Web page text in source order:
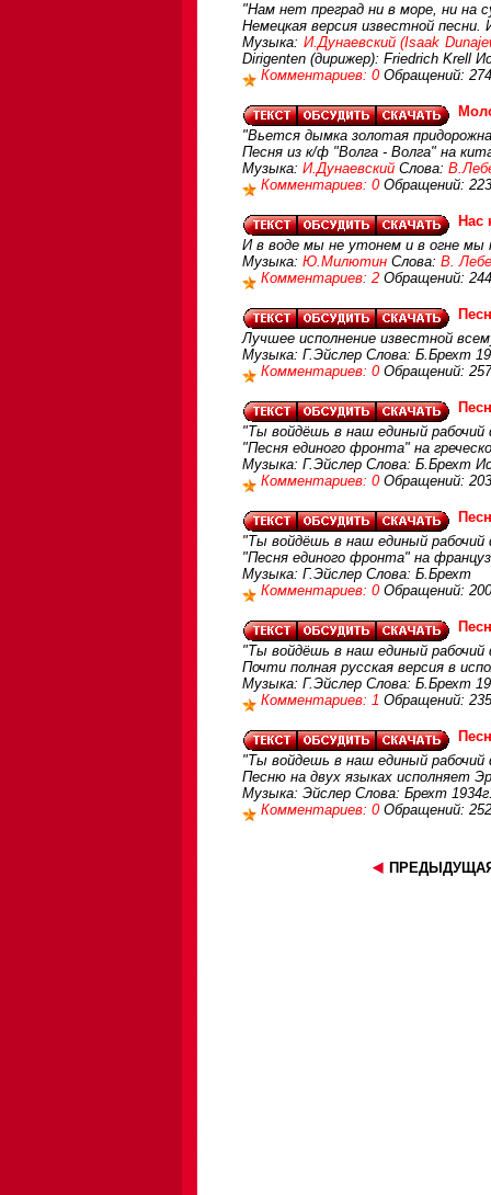
"Нам нет преград ни в море, ни на
Немецкая версия известной
Музыка: И.Дунаевский (Isaak
Dirigenten (дирижер): Friedrich Krell
Комментариев: 0 Обращений:
"Вьется дымка золотая
Песня из к/ф "Волга - Волга" на
Музыка: И.Дунаевский Слова:
Комментариев: 0 Обращений:
Нас
И в воде мы не утонем и в огне мы
Музыка: Ю.Милютин Слова: В.
Комментариев: 2 Обращений:
Лучшее исполнение известной
Музыка: Г.Эйслер Слова: Б.Брехт
Комментариев: 0 Обращений:
"Ты войдёшь в наш единый
"Песня единого фронта" на
Музыка: Г.Эйслер Слова: Б.Брехт
Комментариев: 0 Обращений:
"Ты войдёшь в наш единый
"Песня единого фронта" на
Музыка: Г.Эйслер Слова: Б.Брехт
Комментариев: 0 Обращений:
"Ты войдёшь в наш единый
Почти полная русская версия в
Музыка: Г.Эйслер Слова: Б.Брехт
Комментариев: 1 Обращений:
"Ты войдешь в наш единый
Песню на двух языках исполняет
Музыка: Эйслер Слова: Брехт
Комментариев: 0 Обращений: